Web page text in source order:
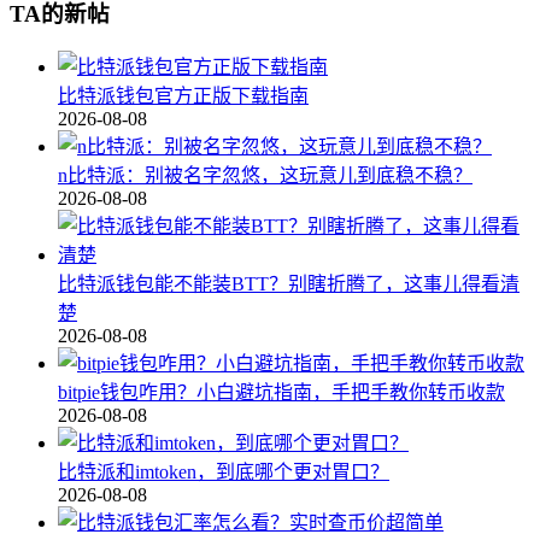
TA的新帖
比特派钱包官方正版下载指南
2026-08-08
n比特派：别被名字忽悠，这玩意儿到底稳不稳？
2026-08-08
比特派钱包能不能装BTT？别瞎折腾了，这事儿得看清
楚
2026-08-08
bitpie钱包咋用？小白避坑指南，手把手教你转币收款
2026-08-08
比特派和imtoken，到底哪个更对胃口？
2026-08-08